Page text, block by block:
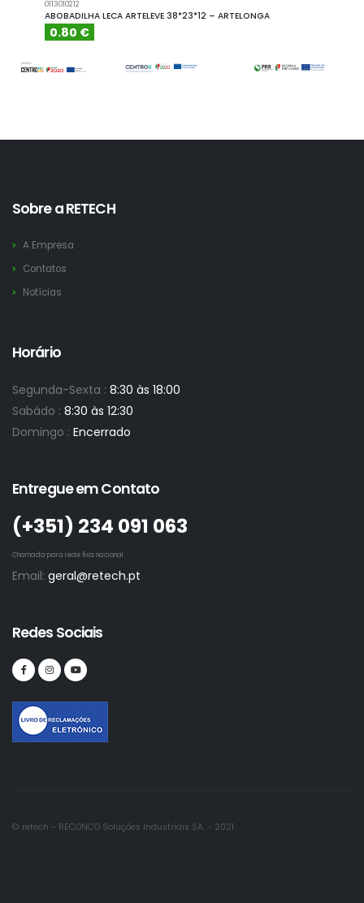
0113010212
ABOBADILHA LECA ARTELEVE 38*23*12 – ARTELONGA
0.80 €
Sobre a RETECH
A Empresa
Contatos
Notícias
Horário
Segunda-Sexta : 8:30 às 18:00
Sabádo : 8:30 às 12:30
Domingo : Encerrado
Entregue em Contato
(+351)­ 234 091 063
Chamada para rede fixa nacional
Email: geral@retech.pt
Redes Sociais
© retech - RECONCO Soluções Industriais SA. - 2021